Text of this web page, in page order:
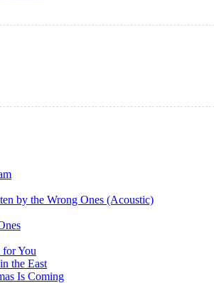
by the Wrong Ones (Acoustic)
You
the East
Is Coming